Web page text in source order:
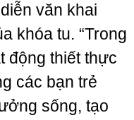
văn khai
khóa tu. “Trong
động thiết thực
các bạn trẻ
sống, tạo